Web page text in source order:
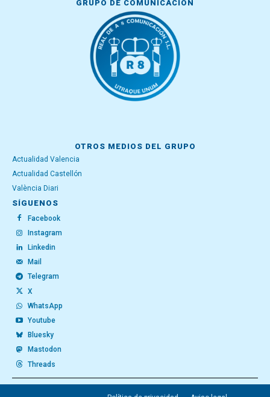
GRUPO DE COMUNICACIÓN
OTROS MEDIOS DEL GRUPO
Actualidad Valencia
Actualidad Castellón
València Diari
SÍGUENOS
Facebook
Instagram
Linkedin
Mail
Telegram
X
WhatsApp
Youtube
Bluesky
Mastodon
Threads